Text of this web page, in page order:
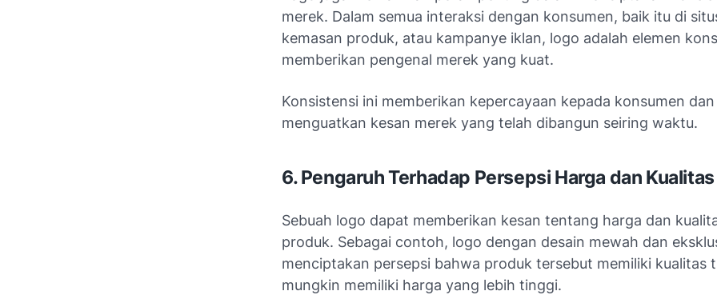
merek. Dalam semua interaksi dengan konsumen, baik itu di
kemasan produk, atau kampanye iklan, logo adalah elemen
memberikan pengenal merek yang kuat.
Konsistensi ini memberikan kepercayaan kepada konsumen dan
menguatkan kesan merek yang telah dibangun seiring waktu.
6. Pengaruh Terhadap Persepsi Harga dan Kualitas
Sebuah logo dapat memberikan kesan tentang harga dan
produk. Sebagai contoh, logo dengan desain mewah dan
menciptakan persepsi bahwa produk tersebut memiliki kualitas
mungkin memiliki harga yang lebih tinggi.